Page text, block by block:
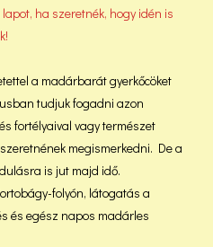
ha szeretnék, hogy idén is
a madárbarát gyerkőcöket
tudjuk fogadni azon
fortélyaival vagy természet
megismerkedni. De a
is jut majd idő.
folyón, látogatás a
és egész napos madárles